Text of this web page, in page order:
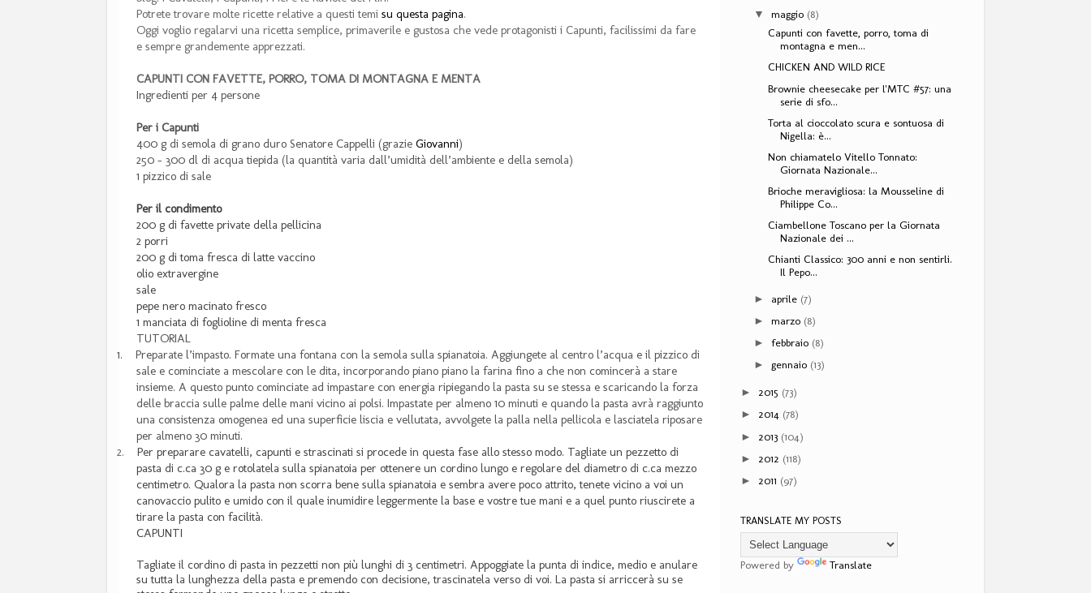
Potrete trovare molte ricette relative a questi temi su questa pagina.
Oggi voglio regalarvi una ricetta semplice, primaverile e gustosa che vede protagonisti i Capunti, facilissimi da fare
e sempre grandemente apprezzati.
CAPUNTI CON FAVETTE, PORRO, TOMA DI MONTAGNA E MENTA
Ingredienti per 4 persone
Per i Capunti
400 g di semola di grano duro Senatore Cappelli (grazie Giovanni)
250 - 300 dl di acqua tiepida (la quantità varia dall’umidità dell’ambiente e della semola)
1 pizzico di sale
Per il condimento
200 g di favette private della pellicina
2 porri
200 g di toma fresca di latte vaccino
olio extravergine
sale
pepe nero macinato fresco
1 manciata di foglioline di menta fresca
TUTORIAL
1.
Preparate l’impasto. Formate una fontana con la semola sulla spianatoia. Aggiungete al centro l’acqua e il pizzico di
sale e cominciate a mescolare con le dita, incorporando piano piano la farina fino a che non comincerà a stare
insieme. A questo punto cominciate ad impastare con energia ripiegando la pasta su se stessa e scaricando la forza
delle braccia sulle palme delle mani vicino ai polsi. Impastate per almeno 10 minuti e quando la pasta avrà raggiunto
una consistenza omogenea ed una superficie liscia e vellutata, avvolgete la palla nella pellicola e lasciatela riposare
per almeno 30 minuti.
2.
Per preparare cavatelli, capunti e strascinati si procede in questa fase allo stesso modo. Tagliate un pezzetto di
pasta di c.ca 30 g e rotolatela sulla spianatoia per ottenere un cordino lungo e regolare del diametro di c.ca mezzo
centimetro. Qualora la pasta non scorra bene sulla spianatoia e sembra avere poco attrito, tenete vicino a voi un
canovaccio pulito e umido con il quale inumidire leggermente la base e vostre tue mani e a quel punto riuscirete a
tirare la pasta con facilità.
CAPUNTI
Tagliate il cordino di pasta in pezzetti non più lunghi di 3 centimetri. Appoggiate la punta di indice, medio e anulare
su tutta la lunghezza della pasta e premendo con decisione, trascinatela verso di voi. La pasta si arriccerà su se
▼maggio (8)
Capunti con favette, porro, toma di
montagna e men...
CHICKEN AND WILD RICE
Brownie cheesecake per l'MTC #57: una
serie di sfo...
Torta al cioccolato scura e sontuosa di
Nigella: è...
Non chiamatelo Vitello Tonnato:
Giornata Nazionale...
Brioche meravigliosa: la Mousseline di
Philippe Co...
Ciambellone Toscano per la Giornata
Nazionale dei ...
Chianti Classico: 300 anni e non sentirli.
Il Pepo...
► aprile (7)
►marzo (8)
►febbraio (8)
► gennaio (13)
► 2015 (73)
► 2014 (78)
► 2013 (104)
► 2012 (118)
► 2011 (97)
TRANSLATE MY POSTS
Powered by Translate